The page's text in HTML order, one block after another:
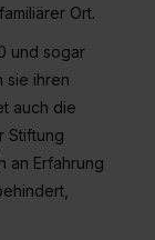
Ort.
und sogar
sie ihren
auch die
Stiftung
an Erfahrung